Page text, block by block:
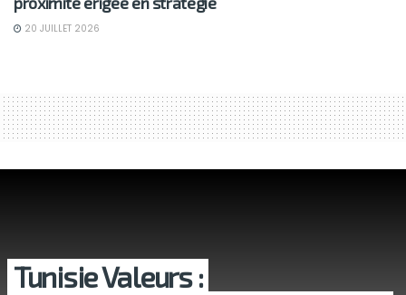
20 JUILLET 2026
Tunisie Valeurs :